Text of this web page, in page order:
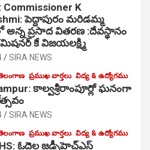
K
పెద్దాపురం మరిడమ్మ
అన్న ప్రసాద వితరణ :దేవస్థానం
కే విజయలక్ష్మి
SIRA NEWS
ప్రముఖ వార్తలు విద్య & ఉద్యోగము
కాల్వశ్రీరాంపూర్లో ఘనంగా
SIRA NEWS
ప్రముఖ వార్తలు విద్య & ఉద్యోగము
ఓదెల జ‌డ్పీహెచ్ఎస్